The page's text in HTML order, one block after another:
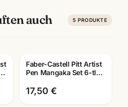
auch 5 PRODUKTE
Faber-Castell Pitt Artist
Pen Mangaka Set 6-tlg ·
dokumentenecht
17,50 €